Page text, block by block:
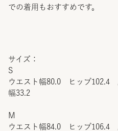
での着用もおすすめです。
サイズ：
S
ウエスト幅80.0 ヒップ
幅33.2
M
ウエスト幅84.0 ヒップ